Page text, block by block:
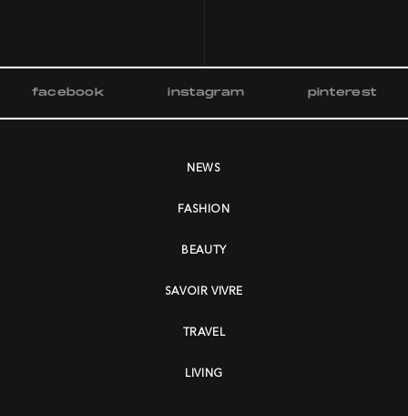
facebook instagram pinterest
NEWS
FASHION
BEAUTY
SAVOIR VIVRE
TRAVEL
LIVING